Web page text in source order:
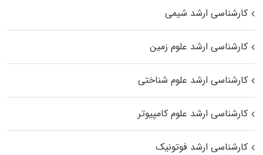
کارشناسی ارشد شیمی
کارشناسی ارشد علوم زمین
کارشناسی ارشد علوم شناختی
کارشناسی ارشد علوم کامپیوتر
کارشناسی ارشد فوتونیک